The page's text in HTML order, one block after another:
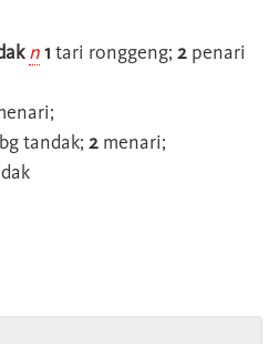
n1 tari ronggeng; 2 penari
tandak; 2 menari;